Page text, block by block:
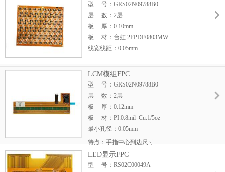
型 号：GRS02N09788B0
层 数：2层
板 厚：0.10mm
板 材：台虹 2FPDE0803MW
线宽线距：0.05mm
表面处理：沉镍钯金
产品用途：手机屏下指纹软板
LCM模组FPC
型 号：GRS02N09788B0
层 数：2层
板 厚：0.12mm
板 材：PI:0.8mil Cu:1/5oz
最小孔径：0.05mm
表面处理：沉金
产品用途：LCM模块软板
特点：手指中心到边尺寸
CPK≥1.33，孔铜厚≥12um
LED显示FPC
型 号：RS02C00049A